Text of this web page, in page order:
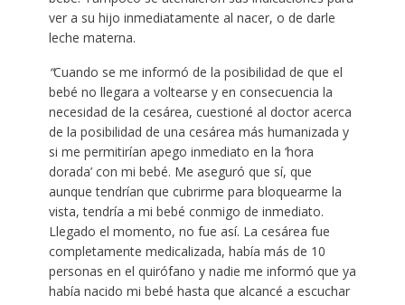
ver a su hijo inmediatamente al nacer, o de darle
leche materna.
“Cuando se me informó de la posibilidad de que el
bebé no llegara a voltearse y en consecuencia la
necesidad de la cesárea, cuestioné al doctor acerca
de la posibilidad de una cesárea más humanizada y
si me permitirían apego inmediato en la ‘hora
dorada’ con mi bebé. Me aseguró que sí, que
aunque tendrían que cubrirme para bloquearme la
vista, tendría a mi bebé conmigo de inmediato.
Llegado el momento, no fue así. La cesárea fue
completamente medicalizada, había más de 10
personas en el quirófano y nadie me informó que ya
había nacido mi bebé hasta que alcancé a escuchar